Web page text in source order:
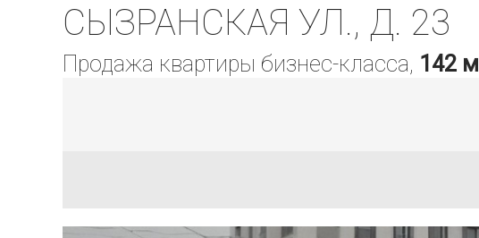
СЫЗРАНСКАЯ УЛ., Д. 23
Продажа квартиры бизнес-класса, 142 м